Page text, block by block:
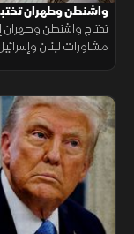
واشنطن وطهران
المشاورات
تحتاج واشنطن وطهران
مشاورات لبنان